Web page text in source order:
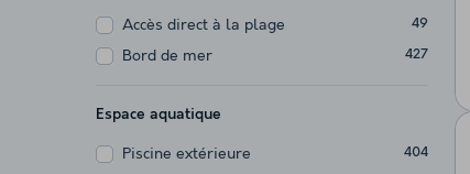
Accès direct à la plage 49
Bord de mer 427
Espace aquatique
Piscine extérieure 404